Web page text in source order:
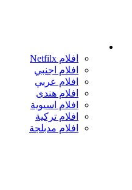
افلام Netfilx
افلام اجنبي
افلام عربي
افلام هندى
افلام اسيوية
افلام تركية
افلام مدبلجة